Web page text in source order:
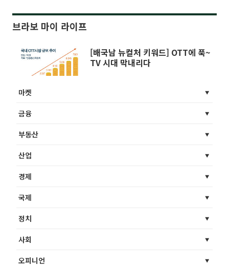
브라보 마이 라이프
[배국남 뉴컬처 키워드] OTT에 푹~
TV 시대 막내리다
마켓
금융
부동산
산업
경제
국제
정치
사회
오피니언